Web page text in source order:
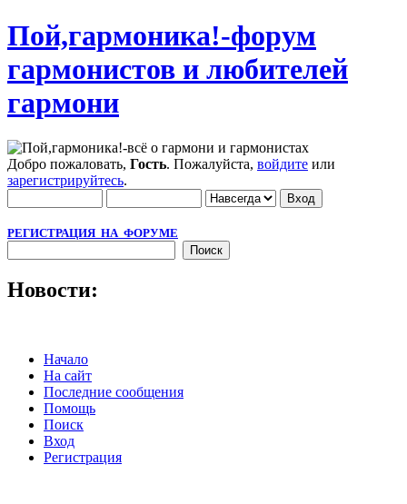
Пой,гармоника!-форум
гармонистов и любителей
гармони
Добро пожаловать, Гость. Пожалуйста, войдите или
зарегистрируйтесь.
РЕГИСТРАЦИЯ НА ФОРУМЕ
Новости:
Начало
На сайт
Последние сообщения
Помощь
Поиск
Вход
Регистрация